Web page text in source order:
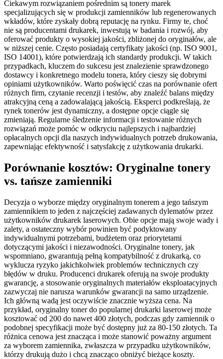
Ciekawym rozwiązaniem pośrednim są tonery marek
specjalizujących się w produkcji zamienników lub regenerowanych
wkładów, które zyskały dobrą reputację na rynku. Firmy te, choć
nie są producentami drukarek, inwestują w badania i rozwój, aby
oferować produkty o wysokiej jakości, zbliżonej do oryginałów, ale
w niższej cenie. Często posiadają certyfikaty jakości (np. ISO 9001,
ISO 14001), które potwierdzają ich standardy produkcji. W takich
przypadkach, kluczem do sukcesu jest znalezienie sprawdzonego
dostawcy i konkretnego modelu tonera, który cieszy się dobrymi
opiniami użytkowników. Warto poświęcić czas na porównanie ofert
różnych firm, czytanie recenzji i testów, aby znaleźć balans między
atrakcyjną ceną a zadowalającą jakością. Eksperci podkreślają, że
rynek tonerów jest dynamiczny, a dostępne opcje ciągle się
zmieniają. Regularne śledzenie informacji i testowanie różnych
rozwiązań może pomóc w odkryciu najlepszych i najbardziej
opłacalnych opcji dla naszych indywidualnych potrzeb drukowania,
zapewniając efektywność i satysfakcję z użytkowania drukarki.
Porównanie kosztów: Oryginalne tonery
vs. tańsze zamienniki
Decyzja o wyborze między oryginalnym tonerem a jego tańszym
zamiennikiem to jeden z najczęściej zadawanych dylematów przez
użytkowników drukarek laserowych. Obie opcje mają swoje wady i
zalety, a ostateczny wybór powinien być podyktowany
indywidualnymi potrzebami, budżetem oraz priorytetami
dotyczącymi jakości i niezawodności. Oryginalne tonery, jak
wspomniano, gwarantują pełną kompatybilność z drukarką, co
wyklucza ryzyko jakichkolwiek problemów technicznych czy
błędów w druku. Producenci drukarek oferują na swoje produkty
gwarancję, a stosowanie oryginalnych materiałów eksploatacyjnych
zazwyczaj nie narusza warunków gwarancji na samo urządzenie.
Ich główną wadą jest oczywiście znacznie wyższa cena. Na
przykład, oryginalny toner do popularnej drukarki laserowej może
kosztować od 200 do nawet 400 złotych, podczas gdy zamiennik o
podobnej specyfikacji może być dostępny już za 80-150 złotych. Ta
różnica cenowa jest znacząca i może stanowić poważny argument
za wyborem zamiennika, zwłaszcza w przypadku użytkowników,
którzy drukują dużo i chcą znacząco obniżyć bieżące koszty.